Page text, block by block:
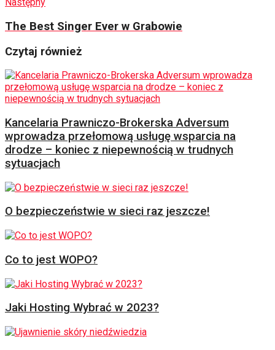
The Best Singer Ever w Grabowie
Czytaj również
Kancelaria Prawniczo-Brokerska Adversum
wprowadza przełomową usługę wsparcia na
drodze – koniec z niepewnością w trudnych
sytuacjach
O bezpieczeństwie w sieci raz jeszcze!
Co to jest WOPO?
Jaki Hosting Wybrać w 2023?